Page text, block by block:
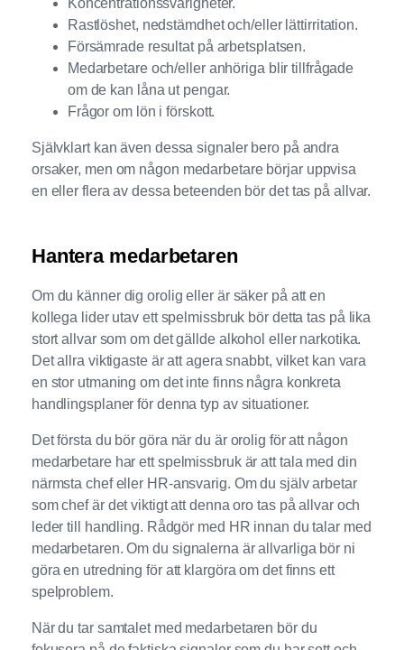
Rastlöshet, nedstämdhet och/eller lättirritation.
Försämrade resultat på arbetsplatsen.
Medarbetare och/eller anhöriga blir tillfrågade
om de kan låna ut pengar.
Frågor om lön i förskott.
Självklart kan även dessa signaler bero på andra
orsaker, men om någon medarbetare börjar uppvisa
en eller flera av dessa beteenden bör det tas på allvar.
Hantera medarbetaren
Om du känner dig orolig eller är säker på att en
kollega lider utav ett spelmissbruk bör detta tas på lika
stort allvar som om det gällde alkohol eller narkotika.
Det allra viktigaste är att agera snabbt, vilket kan vara
en stor utmaning om det inte finns några konkreta
handlingsplaner för denna typ av situationer.
Det första du bör göra när du är orolig för att någon
medarbetare har ett spelmissbruk är att tala med din
närmsta chef eller HR-ansvarig. Om du själv arbetar
som chef är det viktigt att denna oro tas på allvar och
leder till handling. Rådgör med HR innan du talar med
medarbetaren. Om du signalerna är allvarliga bör ni
göra en utredning för att klargöra om det finns ett
spelproblem.
När du tar samtalet med medarbetaren bör du